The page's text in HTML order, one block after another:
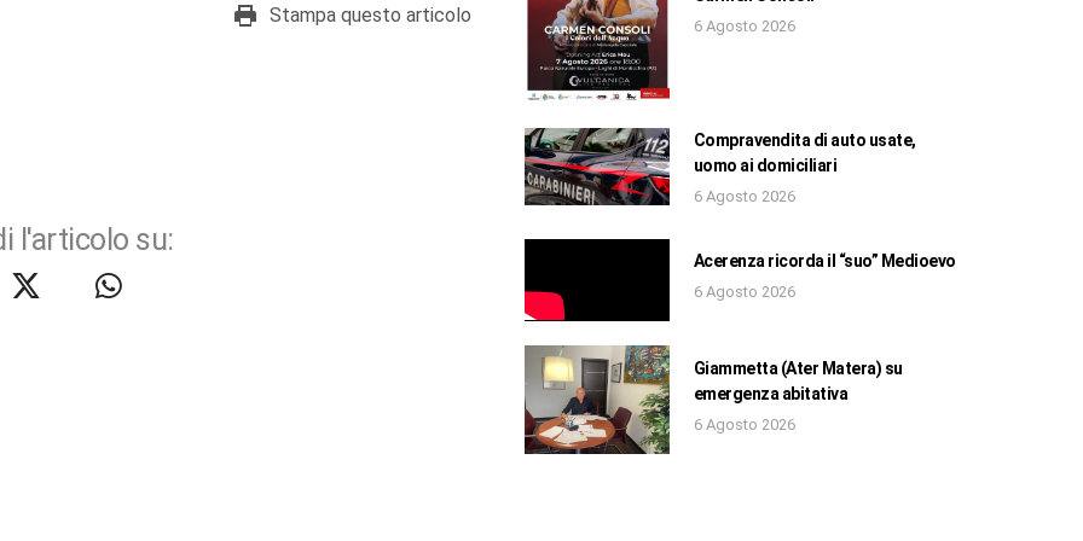
Stampa questo articolo
l'articolo su:
6 Agosto 2026
Compravendita di auto usate,
uomo ai domiciliari
6 Agosto 2026
Acerenza ricorda il “suo” Medioevo
6 Agosto 2026
Giammetta (Ater Matera) su
emergenza abitativa
6 Agosto 2026